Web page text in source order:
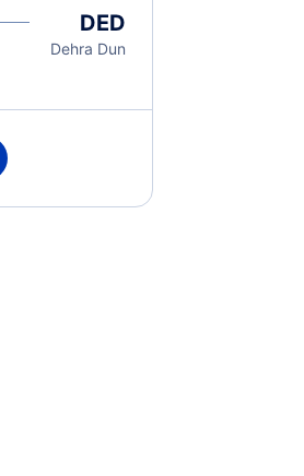
DED
Dehra Dun